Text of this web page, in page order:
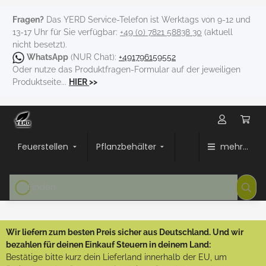
Fragen? Das YERD Service-Telefon ist Werktags von 9-12 und
13-17 Uhr für Sie verfügbar: +49 (0) 7821 58838 30 (aktuell
nicht besetzt).
WhatsApp (NUR Chat): +491796159552
Oder nutze das Produktfragen-Formular auf der jeweiligen
Produktseite... HIER>>
Feuerstellen Pflanzbehälter mehr...
Wir liefern zum besten Preis sicher aus Deutschland. Und wir
bezahlen für deinen Einkauf Steuern in deinem Land:
Bestätige bitte kurz dein Lieferland innerhalb der EU, um